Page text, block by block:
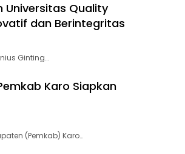
Universitas Quality
dan Berintegritas
Ginting…
Karo Siapkan
(Pemkab) Karo…